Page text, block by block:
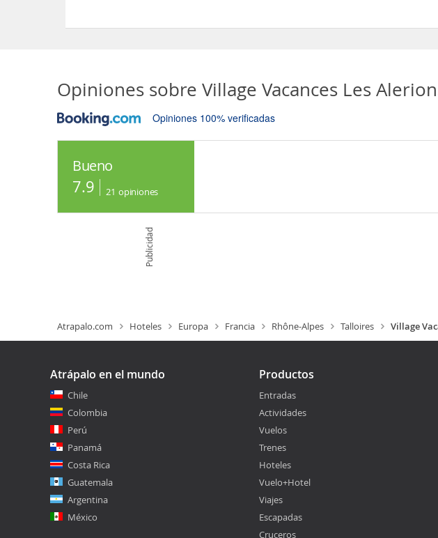
Opiniones sobre Village Vacances Les
Opiniones 100% verificadas
Bueno
7.9 21 opiniones
Publicidad
Atrapalo.com Hoteles Europa Francia Rhône-Alpes Talloires Village
Atrápalo en el mundo
Chile
Colombia
Perú
Panamá
Costa Rica
Guatemala
Argentina
México
Productos
Entradas
Actividades
Vuelos
Trenes
Hoteles
Vuelo+Hotel
Viajes
Escapadas
Cruceros